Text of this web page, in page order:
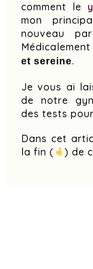
comment le
mon
nouveau
et sereine.
Je vous ai
de notre
des tests
Dans cet
la fin (
) de